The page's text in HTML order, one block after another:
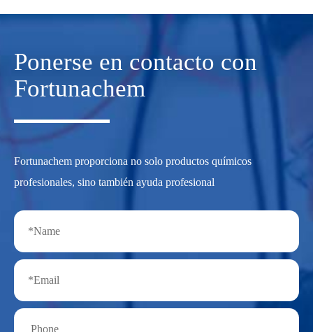
Ponerse en contacto con
Fortunachem
Fortunachem proporciona no solo productos químicos
profesionales, sino también ayuda profesional